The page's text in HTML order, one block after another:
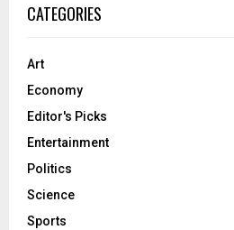
CATEGORIES
Art
Economy
Editor's Picks
Entertainment
Politics
Science
Sports